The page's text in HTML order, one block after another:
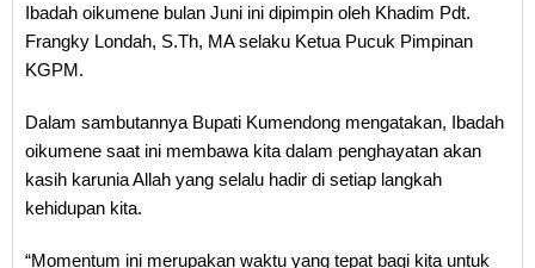
Ibadah oikumene bulan Juni ini dipimpin oleh Khadim Pdt.
Frangky Londah, S.Th, MA selaku Ketua Pucuk Pimpinan
KGPM.
Dalam sambutannya Bupati Kumendong mengatakan, Ibadah
oikumene saat ini membawa kita dalam penghayatan akan
kasih karunia Allah yang selalu hadir di setiap langkah
kehidupan kita.
“Momentum ini merupakan waktu yang tepat bagi kita untuk